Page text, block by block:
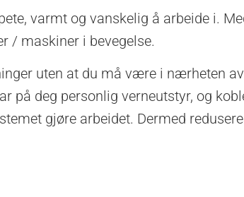
varmt og vanskelig å arbeide i.
/ maskiner i bevegelse.
uten at du må være i nærheten
på deg personlig verneutstyr, og
gjøre arbeidet. Dermed